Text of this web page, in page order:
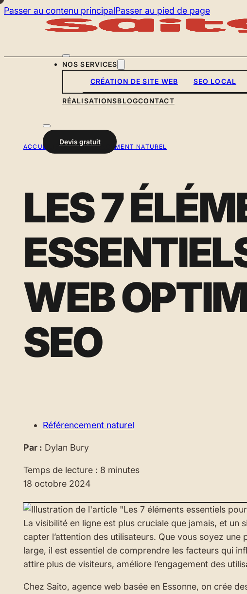
Passer au contenu principalPasser au pied de page
NOS SERVICES
CRÉATION DE SITE WEB SEO LOCAL
RÉALISATIONSBLOGCONTACT
Devis gratuit
ACCUEIL BLOG/RÉFÉRENCEMENT NATUREL
LES 7
WEB
SEO
Référencement naturel
Par : Dylan Bury
Temps de lecture : 8 minutes
18 octobre 2024
La visibilité en ligne est plus cruciale que jamais, et
capter l’attention des utilisateurs. Que vous soyez
large, il est essentiel de comprendre les facteurs qui
attire plus de visiteurs, améliore l’engagement des
Chez Saito, agence web basée en Essonne, on crée